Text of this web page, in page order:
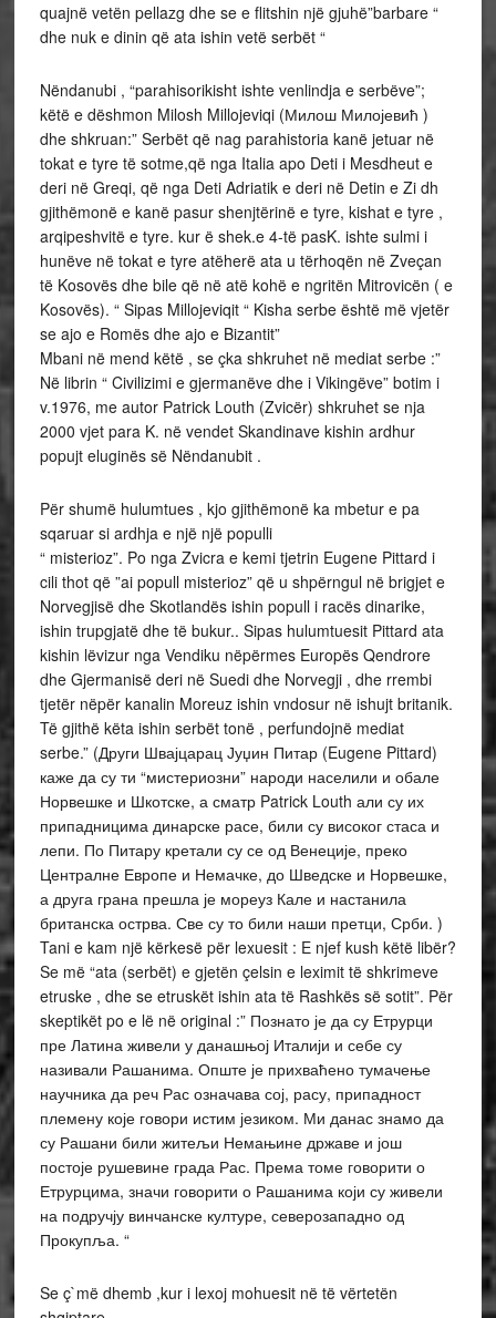
quajnë vetën pellazg dhe se e flitshin një gjuhë”barbare “
dhe nuk e dinin që ata ishin vetë serbët “
Nëndanubi , “parahisorikisht ishte venlindja e serbëve”;
këtë e dëshmon Milosh Millojeviqi (Милош Милојевић )
dhe shkruan:” Serbët që nag parahistoria kanë jetuar në
tokat e tyre të sotme,që nga Italia apo Deti i Mesdheut e
deri në Greqi, që nga Deti Adriatik e deri në Detin e Zi dh
gjithëmonë e kanë pasur shenjtërinë e tyre, kishat e tyre ,
arqipeshvitë e tyre. kur ë shek.e 4-të pasK. ishte sulmi i
hunëve në tokat e tyre atëherë ata u tërhoqën në Zveçan
të Kosovës dhe bile që në atë kohë e ngritën Mitrovicën ( e
Kosovës). “ Sipas Millojeviqit “ Kisha serbe është më vjetër
se ajo e Romës dhe ajo e Bizantit”
Mbani në mend këtë , se çka shkruhet në mediat serbe :”
Në librin “ Civilizimi e gjermanëve dhe i Vikingëve” botim i
v.1976, me autor Patrick Louth (Zvicër) shkruhet se nja
2000 vjet para K. në vendet Skandinave kishin ardhur
popujt eluginës së Nëndanubit .
Për shumë hulumtues , kjo gjithëmonë ka mbetur e pa
sqaruar si ardhja e një një populli
“ misterioz”. Po nga Zvicra e kemi tjetrin Eugene Pittard i
cili thot që ”ai popull misterioz” që u shpërngul në brigjet e
Norvegjisë dhe Skotlandës ishin popull i racës dinarike,
ishin trupgjatë dhe të bukur.. Sipas hulumtuesit Pittard ata
kishin lëvizur nga Vendiku nëpërmes Europës Qendrore
dhe Gjermanisë deri në Suedi dhe Norvegji , dhe rrembi
tjetër nëpër kanalin Moreuz ishin vndosur në ishujt britanik.
Të gjithë këta ishin serbët tonë , perfundojnë mediat
serbe.” (Други Швајцарац Јуџин Питар (Eugene Pittard)
каже да су ти “мистериозни” народи населили и обале
Норвешке и Шкотске, а сматр Patrick Louth али су их
припадницима динарске расе, били су високог стаса и
лепи. По Питару кретали су се од Венеције, преко
Централне Европе и Немачке, до Шведске и Норвешке,
а друга грана прешла је мореуз Кале и настанила
британска острва. Све су то били наши претци, Срби. )
Tani e kam një kërkesë për lexuesit : E njef kush këtë libër?
Se më “ata (serbët) e gjetën çelsin e leximit të shkrimeve
etruske , dhe se etruskët ishin ata të Rashkës së sotit”. Për
skeptikët po e lë në original :” Познато је да су Етрурци
пре Латина живели у данашњој Италији и себе су
називали Рашанима. Опште је прихваћено тумачење
научника да реч Рас означава сој, расу, припадност
племену које говори истим језиком. Ми данас знамо да
су Рашани били житељи Немањине државе и још
постоје рушевине града Рас. Према томе говорити о
Етрурцима, значи говорити о Рашанима који су живели
на подручју винчанске културе, северозападно од
Прокупља. “
Se ç`më dhemb ,kur i lexoj mohuesit në të vërtetën